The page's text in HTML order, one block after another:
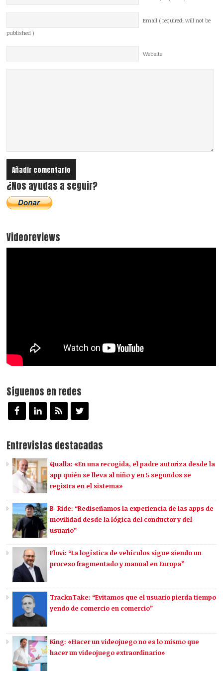
Email ( required; will not be
published )
Website
¿Nos ayudas a seguir?
Videoreviews
Síguenos en redes
Entrevistas destacadas
Qualla: «En una recogida, el padre autoriza desde la
app quién se lleva al niño y en 5 segundos se
registra en el sistema»
B-Ride: “Rediseñamos la experiencia de las apps de
movilidad desde la lógica del conductor y del
usuario”
Flovi: “La logística de vehículos sigue siendo un
proceso fragmentado y manual en Europa”
TracknTake: “Evitamos que el usuario pierda tiempo
yendo de comercio en comercio”
King: «Hacer un videojuego no es lo mismo que
hacer un videojuego extraordinario»